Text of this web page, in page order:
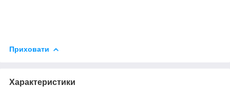
Приховати
Характеристики